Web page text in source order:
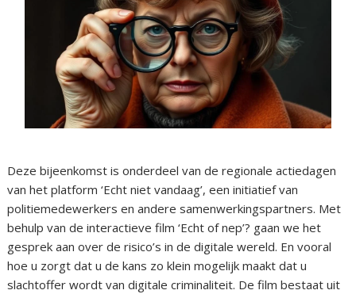
Deze bijeenkomst is onderdeel van de regionale actiedagen
van het platform ‘Echt niet vandaag’, een initiatief van
politiemedewerkers en andere samenwerkingspartners. Met
behulp van de interactieve film ‘Echt of nep’? gaan we het
gesprek aan over de risico’s in de digitale wereld. En vooral
hoe u zorgt dat u de kans zo klein mogelijk maakt dat u
slachtoffer wordt van digitale criminaliteit. De film bestaat uit